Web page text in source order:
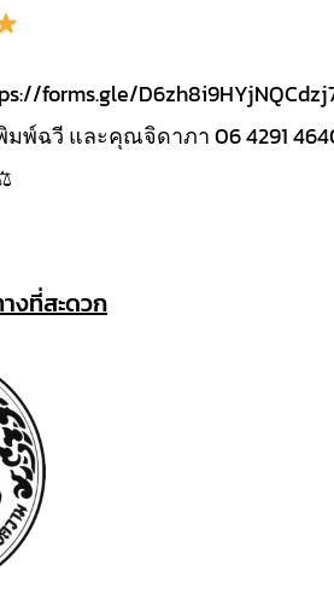
forms.gle/
พ์ฉวี และคุณจิดาภา 06 4291
งที่สะดวก